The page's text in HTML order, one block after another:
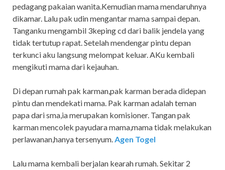
pedagang pakaian wanita.Kemudian mama mendaruhnya
dikamar. Lalu pak udin mengantar mama sampai depan.
Tanganku mengambil 3keping cd dari balik jendela yang
tidak tertutup rapat. Setelah mendengar pintu depan
terkunci aku langsung melompat keluar. AKu kembali
mengikuti mama dari kejauhan.
Di depan rumah pak karman,pak karman berada didepan
pintu dan mendekati mama. Pak karman adalah teman
papa dari sma,ia merupakan komisioner. Tangan pak
karman mencolek payudara mama,mama tidak melakukan
perlawanan,hanya tersenyum.Agen Togel
Lalu mama kembali berjalan kearah rumah. Sekitar 2